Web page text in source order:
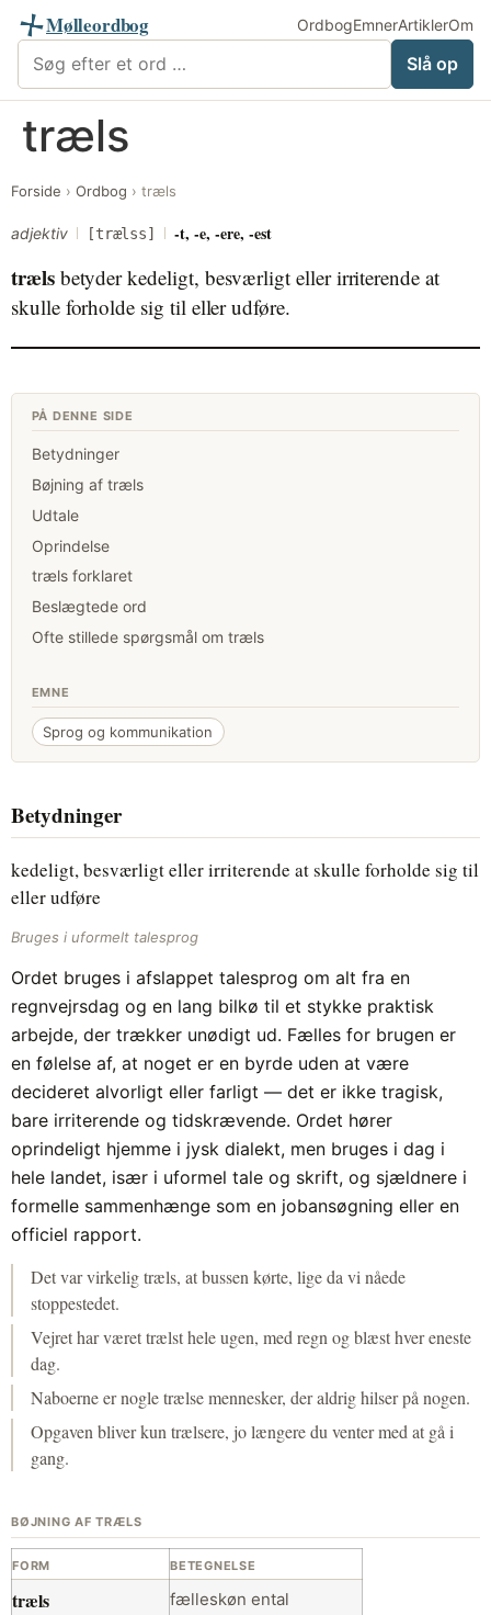
Mølleordbog OrdbogEmnerArtiklerOm
Søg i Mølleordbog
Slå op
træls
Forside › Ordbog › træls
adjektiv [trælss] -t, -e, -ere, -est
trælsbetyder kedeligt, besværligt eller irriterende at
skulle forholde sig til eller udføre.
Betydninger
kedeligt, besværligt eller irriterende at skulle forholde sig til
eller udføre
Bruges i uformelt talesprog
Ordet bruges i afslappet talesprog om alt fra en
regnvejrsdag og en lang bilkø til et stykke praktisk
arbejde, der trækker unødigt ud. Fælles for brugen er
en følelse af, at noget er en byrde uden at være
decideret alvorligt eller farligt — det er ikke tragisk,
bare irriterende og tidskrævende. Ordet hører
oprindeligt hjemme i jysk dialekt, men bruges i dag i
hele landet, især i uformel tale og skrift, og sjældnere i
formelle sammenhænge som en jobansøgning eller en
officiel rapport.
Det var virkelig træls, at bussen kørte, lige da vi nåede
stoppestedet.
Vejret har været trælst hele ugen, med regn og blæst hver eneste
dag.
Naboerne er nogle trælse mennesker, der aldrig hilser på nogen.
Opgaven bliver kun trælsere, jo længere du venter med at gå i
gang.
BØJNING AF TRÆLS
FORM BETEGNELSE
træls fælleskøn ental
PÅ DENNE SIDE
Betydninger
Bøjning af træls
Udtale
Oprindelse
træls forklaret
Beslægtede ord
Ofte stillede spørgsmål om træls
EMNE
Sprog og kommunikation